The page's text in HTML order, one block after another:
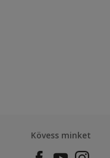
Kövess minket